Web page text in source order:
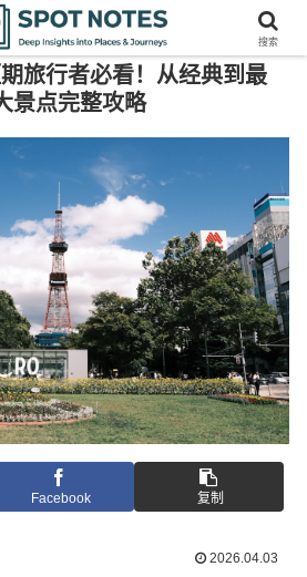
期旅行者必看！从经典到最
景点完整攻略
Facebook 复制
2026.04.03
搜索